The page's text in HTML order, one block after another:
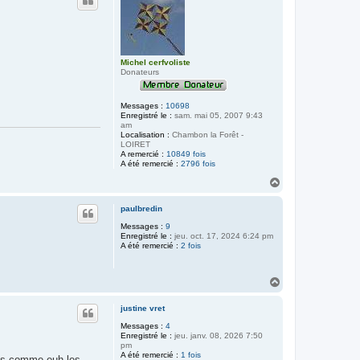
Michel cerfvoliste
Donateurs
Messages : 10698
Enregistré le : sam. mai 05, 2007 9:43
am
Localisation : Chambon la Forêt -
LOIRET
A remercié : 10849 fois
A été remercié : 2796 fois
paulbredin
Messages : 9
Enregistré le : jeu. oct. 17, 2024 6:24 pm
A été remercié : 2 fois
justine vret
Messages : 4
Enregistré le : jeu. janv. 08, 2026 7:50
pm
A été remercié : 1 fois